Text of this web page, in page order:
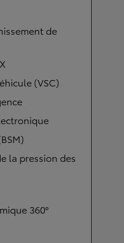
de
(VSC)
la pression des
360°